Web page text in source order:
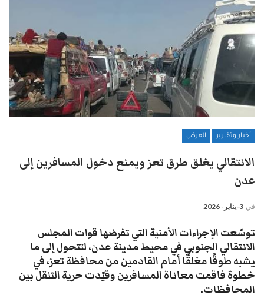
أخبار وتقارير العرض
الانتقالي يغلق طرق تعز ويمنع دخول المسافرين إلى
عدن
في 3-يناير- 2026
توسّعت الإجراءات الأمنية التي تفرضها قوات المجلس
الانتقالي الجنوبي في محيط مدينة عدن، لتتحول إلى ما
يشبه طوقًا مغلقًا أمام القادمين من محافظة تعز، في
خطوة فاقمت معاناة المسافرين وقيّدت حرية التنقل بين
المحافظات.